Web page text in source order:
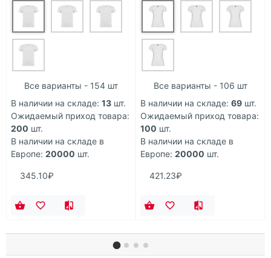
Все варианты - 154 шт
В наличии на складе: 13 шт.
Ожидаемый приход товара:
200 шт.
В наличии на складе в
Европе: 20000 шт.
345.10₽
Все варианты - 106 шт
В наличии на складе: 69 шт.
Ожидаемый приход товара:
100 шт.
В наличии на складе в
Европе: 20000 шт.
421.23₽